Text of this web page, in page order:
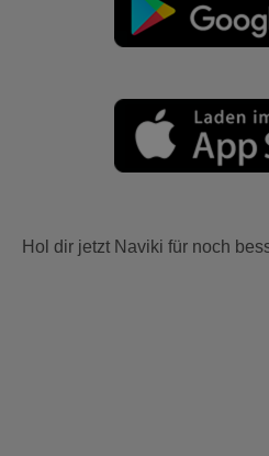
Hol dir jetzt Naviki für noch